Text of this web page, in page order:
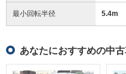
最小回転半径 5.4m
あなたにおすすめの中